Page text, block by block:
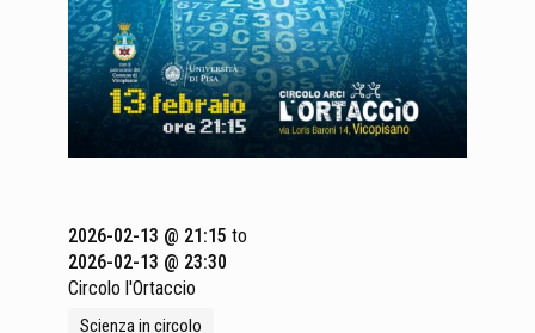
2026-02-13 @ 21:15 to
2026-02-13 @ 23:30
Circolo l'Ortaccio
Scienza in circolo